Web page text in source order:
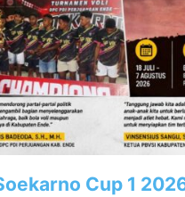
Cup 1